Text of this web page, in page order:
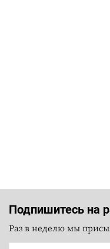
Подпишитесь на
Раз в неделю мы